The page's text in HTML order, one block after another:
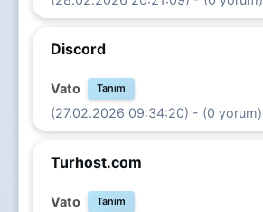
Discord
Vato Tanım
(27.02.2026 09:34:20) - (0 yorum)
Turhost.com
Vato Tanım